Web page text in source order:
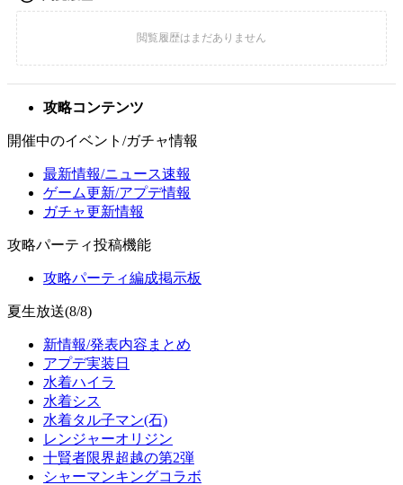
攻略コンテンツ
開催中のイベント/ガチャ情報
最新情報/ニュース速報
ゲーム更新/アプデ情報
ガチャ更新情報
攻略パーティ投稿機能
攻略パーティ編成掲示板
夏生放送(8/8)
新情報/発表内容まとめ
アプデ実装日
水着ハイラ
水着シス
水着タル子マン(石)
レンジャーオリジン
十賢者限界超越の第2弾
シャーマンキングコラボ